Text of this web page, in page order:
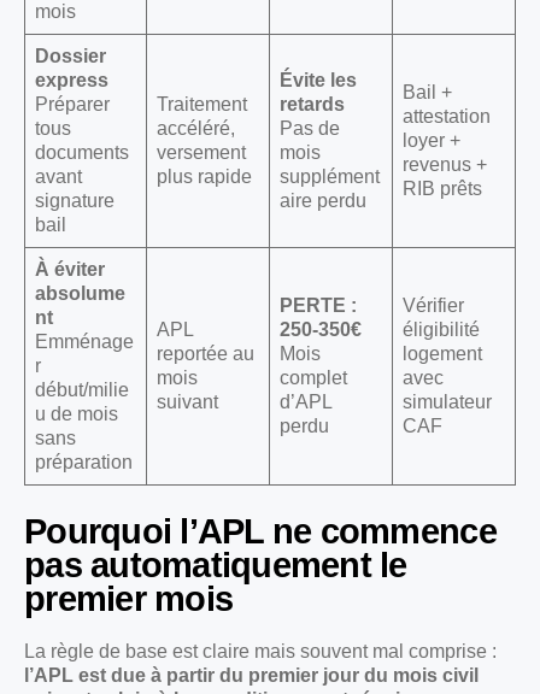
mois
Dossier
express
Préparer
tous
documents
avant
signature
bail
Traitement
accéléré,
versement
plus rapide
Évite les
retards
Pas de
mois
supplément
aire perdu
Bail +
attestation
loyer +
revenus +
RIB prêts
À éviter
absolume
nt
Emménage
r
début/milie
u de mois
sans
préparation
APL
reportée au
mois
suivant
PERTE :
250-350€
Mois
complet
d’APL
perdu
Vérifier
éligibilité
logement
avec
simulateur
CAF
Pourquoi l’APL ne commence
pas automatiquement le
premier mois
La règle de base est claire mais souvent mal comprise :
l’APL est due à partir du premier jour du mois civil